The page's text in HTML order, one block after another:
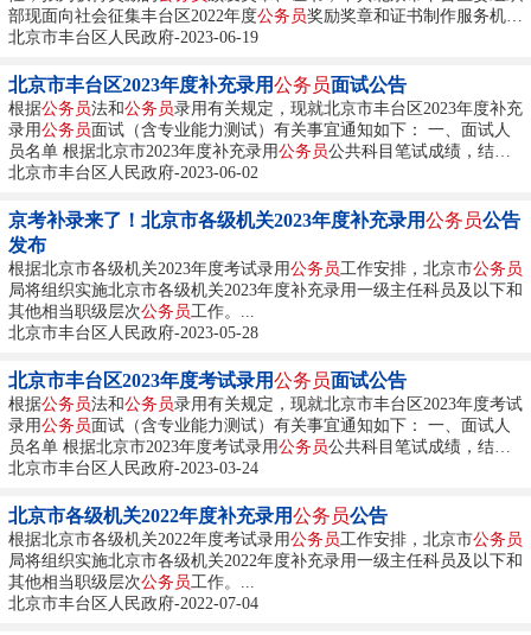
部现面向社会征集丰台区2022年度公务员奖励奖章和证书制作服务机
构，有关事宜公告如下： 一、项目名称 丰台区2022年度
度获得奖励的公务员制作奖章和证书，其中奖励证书约2050本、三等功
奖章约550枚。...
北京市丰台区人民政府-2023-06-19
北京市丰台区2023年度补充录用公务员面试公告
根据公务员法和公务员录用有关规定，现就北京市丰台区2023年度补充
录用公务员面试（含专业能力测试）有关事宜通知如下： 一、面试人
员名单 根据北京市2023年度补充录用公务员公共科目笔试成绩，结合
资格复审情况，确定本次面试人员范围（具体名单见附件1）。...
北京市丰台区人民政府-2023-06-02
京考补录来了！北京市各级机关2023年度补充录用公务员公告
发布
根据北京市各级机关2023年度考试录用公务员工作安排，北京市公务员
局将组织实施北京市各级机关2023年度补充录用一级主任科员及以下和
其他相当职级层次公务员工作。...
北京市丰台区人民政府-2023-05-28
北京市丰台区2023年度考试录用公务员面试公告
根据公务员法和公务员录用有关规定，现就北京市丰台区2023年度考试
录用公务员面试（含专业能力测试）有关事宜通知如下： 一、面试人
员名单 根据北京市2023年度考试录用公务员公共科目笔试成绩，结合
资格复审和调剂的情况，确认本次面试人员范围（具体名单见附件
北京市丰台区人民政府-2023-03-24
北京市各级机关2022年度补充录用公务员公告
根据北京市各级机关2022年度考试录用公务员工作安排，北京市公务员
局将组织实施北京市各级机关2022年度补充录用一级主任科员及以下和
其他相当职级层次公务员工作。...
北京市丰台区人民政府-2022-07-04